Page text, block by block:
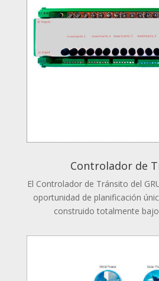
Controlador de
El Controlador de Tránsito del
oportunidad de planificación
construido totalmente